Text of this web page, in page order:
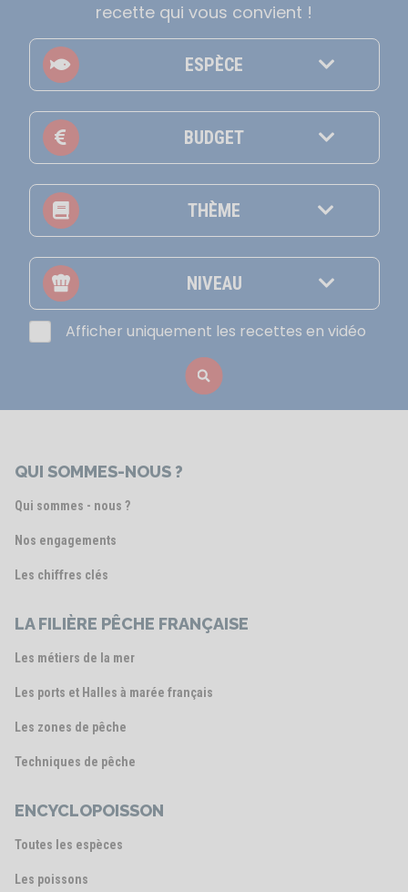
recette qui vous convient !
ESPÈCE
BUDGET
THÈME
NIVEAU
Afficher uniquement les recettes en vidéo
QUI SOMMES-NOUS ?
Qui sommes - nous ?
Nos engagements
Les chiffres clés
LA FILIÈRE PÊCHE FRANÇAISE
Les métiers de la mer
Les ports et Halles à marée français
Les zones de pêche
Techniques de pêche
ENCYCLOPOISSON
Toutes les espèces
Les poissons